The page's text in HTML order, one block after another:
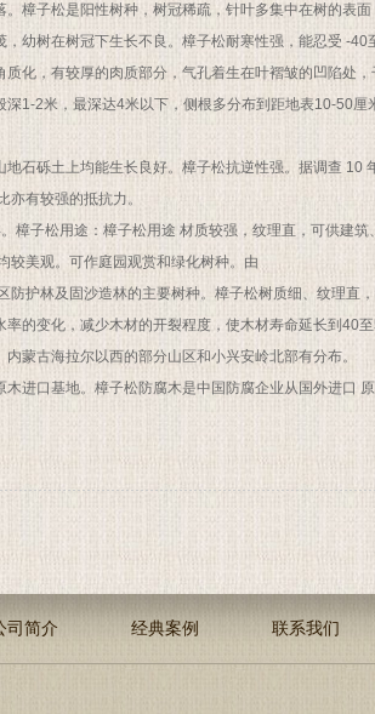
樟子松是阳性树种，树冠稀疏，针叶多集中在树的表
幼树在树冠下生长不良。樟子松耐寒性强，能忍受 -
化，有较厚的肉质部分，气孔着生在叶褶皱的凹陷处，
1-2米，最深达4米以下，侧根多分布到距地表10-50厘
石砾土上均能生长良好。樟子松抗逆性强。据调查 10
有较强的抵抗力。
樟子松用途：樟子松用途 材质较强，纹理直，可供建筑
较美观。可作庭园观赏和绿化树种。由
护林及固沙造林的主要树种。樟子松树质细、纹理直
的变化，减少木材的开裂程度，使木材寿命延长到40
蒙古海拉尔以西的部分山区和小兴安岭北部有分布。
进口基地。樟子松防腐木是中国防腐企业从国外进口
司简介 经典案例 联系我们